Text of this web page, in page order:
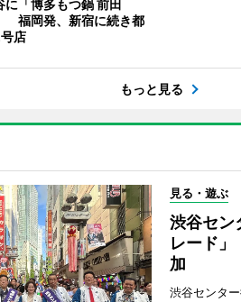
に「博多もつ鍋 前田
福岡発、新宿に続き都
店
もっと見る
見る・遊ぶ
渋谷セン
レード
加
渋谷センタ